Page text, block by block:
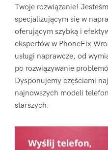
Twoje rozwiązanie!
specjalizującym się w
oferującym szybką i
ekspertów w PhoneFix
usługi naprawcze, od
po rozwiązywanie
Dysponujemy częściami
najnowszych modeli
starszych.